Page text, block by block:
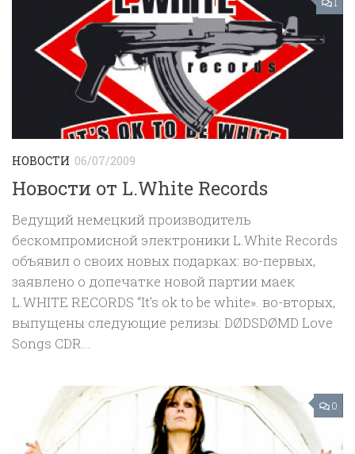
НОВОСТИ 06/07/2009
Новости от L.White Records
Ведущий немецкий производитель
бескомпромисной электроники L.White Records
объявил о своих новых подарках: во-первых,
заявлено о допечатке новой партии маек
L.WHITE RECORDS “It’s ok to be white». во-вторых,
выпущены следующие релизы: DØDSDØMD Love
Songs CDR...
0